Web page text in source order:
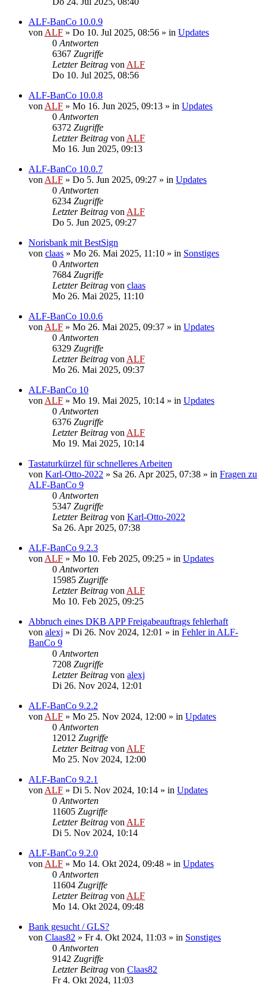
ALF-BanCo 10.0.9
von ALF » Do 10. Jul 2025, 08:56 » in Updates
0 Antworten
6367 Zugriffe
Letzter Beitrag von ALF
Do 10. Jul 2025, 08:56
ALF-BanCo 10.0.8
von ALF » Mo 16. Jun 2025, 09:13 » in Updates
0 Antworten
6372 Zugriffe
Letzter Beitrag von ALF
Mo 16. Jun 2025, 09:13
ALF-BanCo 10.0.7
von ALF » Do 5. Jun 2025, 09:27 » in Updates
0 Antworten
6234 Zugriffe
Letzter Beitrag von ALF
Do 5. Jun 2025, 09:27
Norisbank mit BestSign
von claas » Mo 26. Mai 2025, 11:10 » in Sonstiges
0 Antworten
7684 Zugriffe
Letzter Beitrag von claas
Mo 26. Mai 2025, 11:10
ALF-BanCo 10.0.6
von ALF » Mo 26. Mai 2025, 09:37 » in Updates
0 Antworten
6329 Zugriffe
Letzter Beitrag von ALF
Mo 26. Mai 2025, 09:37
ALF-BanCo 10
von ALF » Mo 19. Mai 2025, 10:14 » in Updates
0 Antworten
6376 Zugriffe
Letzter Beitrag von ALF
Mo 19. Mai 2025, 10:14
Tastaturkürzel für schnelleres Arbeiten
von Karl-Otto-2022 » Sa 26. Apr 2025, 07:38 » in Fragen zu
ALF-BanCo 9
0 Antworten
5347 Zugriffe
Letzter Beitrag von Karl-Otto-2022
Sa 26. Apr 2025, 07:38
ALF-BanCo 9.2.3
von ALF » Mo 10. Feb 2025, 09:25 » in Updates
0 Antworten
15985 Zugriffe
Letzter Beitrag von ALF
Mo 10. Feb 2025, 09:25
Abbruch eines DKB APP Freigabeauftrags fehlerhaft
von alexj » Di 26. Nov 2024, 12:01 » in Fehler in ALF-
BanCo 9
0 Antworten
7208 Zugriffe
Letzter Beitrag von alexj
Di 26. Nov 2024, 12:01
ALF-BanCo 9.2.2
von ALF » Mo 25. Nov 2024, 12:00 » in Updates
0 Antworten
12012 Zugriffe
Letzter Beitrag von ALF
Mo 25. Nov 2024, 12:00
ALF-BanCo 9.2.1
von ALF » Di 5. Nov 2024, 10:14 » in Updates
0 Antworten
11605 Zugriffe
Letzter Beitrag von ALF
Di 5. Nov 2024, 10:14
ALF-BanCo 9.2.0
von ALF » Mo 14. Okt 2024, 09:48 » in Updates
0 Antworten
11604 Zugriffe
Letzter Beitrag von ALF
Mo 14. Okt 2024, 09:48
Bank gesucht / GLS?
von Claas82 » Fr 4. Okt 2024, 11:03 » in Sonstiges
0 Antworten
9142 Zugriffe
Letzter Beitrag von Claas82
Fr 4. Okt 2024, 11:03